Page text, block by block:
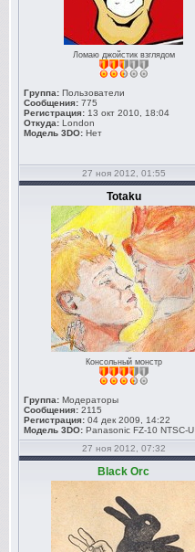
Ломаю джойстик взглядом
Группа: Пользователи
Сообщения: 775
Регистрация: 13 окт 2010, 18:04
Откуда: London
Модель 3DO: Нет
27 ноя 2012, 01:55
Totaku
Консольный монстр
Группа: Модераторы
Сообщения: 2115
Регистрация: 04 дек 2009, 14:22
Модель 3DO: Panasonic FZ-10 NTSC-U
27 ноя 2012, 07:32
Black Orc